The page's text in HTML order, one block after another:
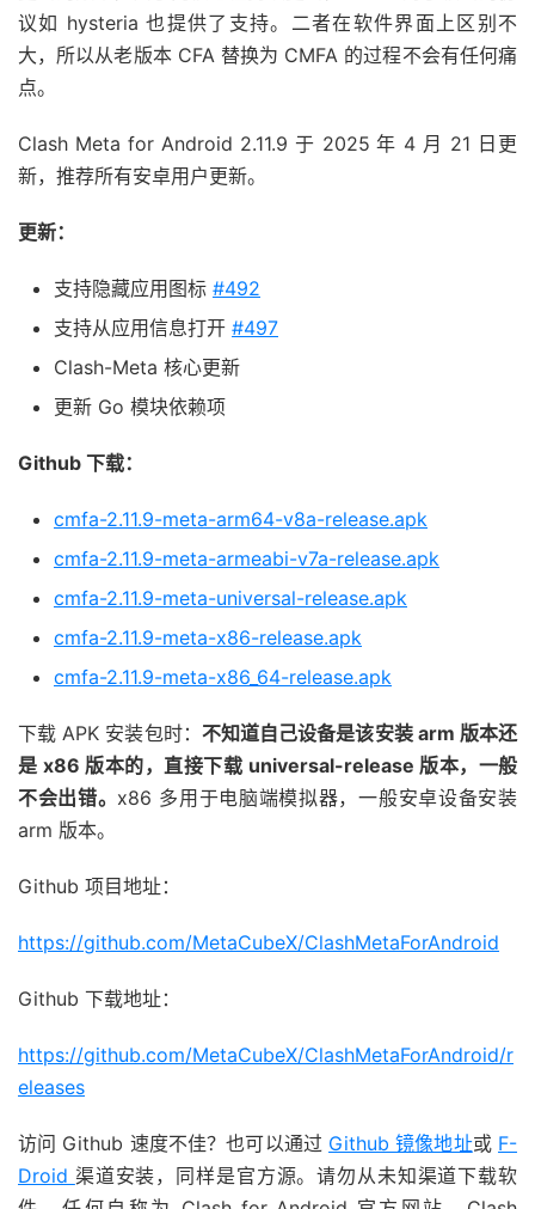
议如 hysteria 也提供了支持。二者在软件界面上区别不
大，所以从老版本 CFA 替换为 CMFA 的过程不会有任何痛
点。
Clash Meta for Android 2.11.9 于 2025 年 4 月 21 日更
新，推荐所有安卓用户更新。
更新：
支持隐藏应用图标 #492
支持从应用信息打开 #497
Clash-Meta 核心更新
更新 Go 模块依赖项
Github 下载：
cmfa-2.11.9-meta-arm64-v8a-release.apk
cmfa-2.11.9-meta-armeabi-v7a-release.apk
cmfa-2.11.9-meta-universal-release.apk
cmfa-2.11.9-meta-x86-release.apk
cmfa-2.11.9-meta-x86_64-release.apk
下载 APK 安装包时： 不知道自己设备是该安装 arm 版本还
是 x86 版本的，直接下载 universal-release 版本，一般
不会出错。 x86 多用于电脑端模拟器，一般安卓设备安装
arm 版本。
Github 项目地址：
https://github.com/MetaCubeX/ClashMetaForAndroid
Github 下载地址：
https://github.com/MetaCubeX/ClashMetaForAndroid/r
eleases
访问 Github 速度不佳？也可以通过 Github 镜像地址或 F-
Droid 渠道安装，同样是官方源。请勿从未知渠道下载软